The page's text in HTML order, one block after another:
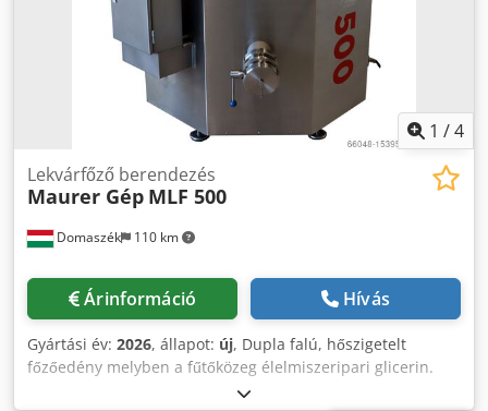
1 /4
Domaszék 110 km
Lekvárfőző berendezés
Maurer Gép MLF 500
Árinformáció Hívás
Gyártási év: 2026, állapot: új, Dupla falú, hőszigetelt
főzőedény melyben a fűtőközeg élelmiszeripari glicerin.
Rendelkezik beépített keverőegységgel mely biztosítja az